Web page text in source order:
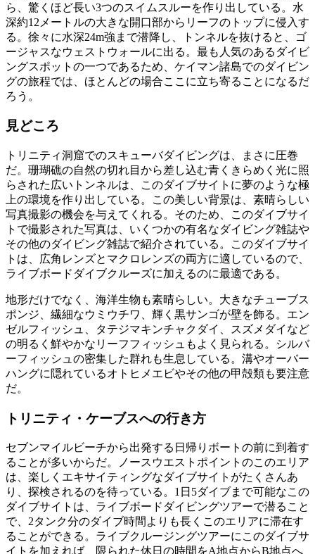
ら、驚くほど長い3つのスイムスルーを作り出している。水
深約12メートルの大きな開口部からリーフのトップに侵入す
る。徐々に水深24m強まで潜降し、トンネルを抜けると、ゴ
ージャスなウェストウォールに出る。最も人気のあるダイビ
ングスポットの一つであるため、ケイマン諸島でのダイビン
グの旅程では、ほとんどの場合ここに立ち寄ることになるだ
ろう。
見どころ
トリニティ洞窟でのスキューバダイビングは、まさに圧巻
だ。珊瑚礁の自然の切れ目から差し込む青くきらめく光に照
らされた広いトンネルは、このダイブサイトに夢のような極
上の環境を作り出している。この美しい背景は、素晴らしい
写真撮影の機会を与えてくれる。そのため、このダイブサイ
トで撮影された写真は、いくつかの有名なダイビング雑誌や
その他のダイビング雑誌で紹介されている。このダイブサイ
トは、広角レンズとマクロレンズの両方に適しているので、
ライブボードダイブクルーズに加えるのに最適である。
地形だけでなく、海洋生物も素晴らしい。大きなチューブス
ポンジ、繊細なウミウチワ、輝く黒サンゴが壁を飾る。エン
ゼルフィッシュ、タテジマキンチャクダイ、スズメダイなど
の明るく鮮やかなリーフフィッシュもよく見られる。シルバ
ーフィッシュの密集した群れも生息している。溝やオーバー
ハングに隠れているオトヒメエビやその他の甲殻類も要注意
だ。
トリニティ・ケーブスへの行き方
セブンマイルビーチから出発する日帰りボートの前に到着す
ることが多いからだ。ノースウエストポイントのこのエリア
は、楽しくエキサイティングなダイブサイトがたくさんあ
り、探検されるのを待っている。1日5ダイブまで可能なこの
ダイブサイトは、ライブボードダイビングツアーで潜ること
で、2タンク分のダイブ時間よりも長くこのエリアに滞在す
ることができる。ライブクルージングツアーにこのダイブサ
イトを加えれば、限られた休日の時間をA地点からB地点へ